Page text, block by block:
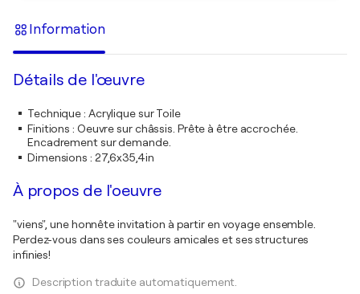
Information
Détails de l'œuvre
Technique: Acrylique sur Toile
Finitions : Oeuvre sur châssis. Prête à être accrochée.
Encadrement sur demande.
Dimensions : 27,6x35,4in
À propos de l'oeuvre
"viens", une honnête invitation à partir en voyage ensemble.
Perdez-vous dans ses couleurs amicales et ses structures
infinies!
Description traduite automatiquement.